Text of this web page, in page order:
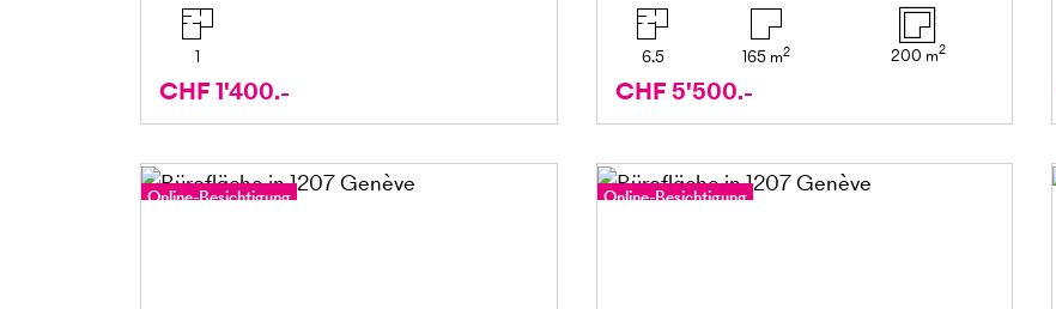
1
CHF 1'400.-
6.5 165 m2 200 m2
CHF 5'500.-
Online-Besichtigung Online-Besichtigung